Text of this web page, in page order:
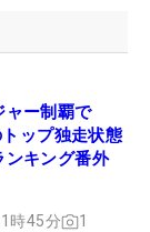
ャー制覇で
ップ独走状態
ンキング番外
時45分 1